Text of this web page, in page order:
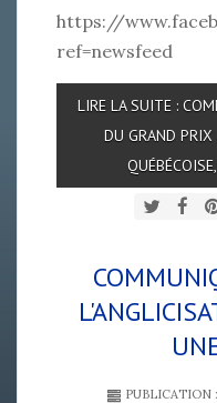
https://
ref=newsfeed
LIRE LA SUITE :
DU GRAND PRIX
PUBLICATION